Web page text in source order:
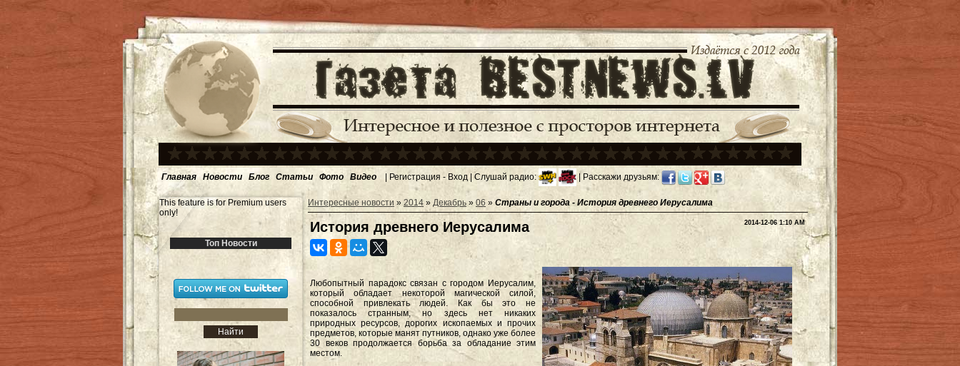
Главная Новости Блог Статьи Фото Видео | Регистрация - Вход | Слушай радио: | Расскажи друзьям:
This feature is for Premium users
only!
Топ Новости
Интересные новости » 2014 » Декабрь » 06 » Страны и города - История древнего Иерусалима
2014-12-06 1:10 AM
История древнего Иерусалима
Любопытный парадокс связан с городом Иерусалим,
который обладает некоторой магической силой,
способной привлекать людей. Как бы это не
показалось странным, но здесь нет никаких
природных ресурсов, дорогих ископаемых и прочих
предметов, которые манят путников, однако уже более
30 веков продолжается борьба за обладание этим
местом.